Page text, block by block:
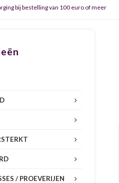
bij bestelling van 100 euro of meer
/ PROEVERIJEN